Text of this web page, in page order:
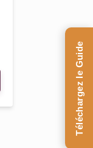
Téléchargez le Guide